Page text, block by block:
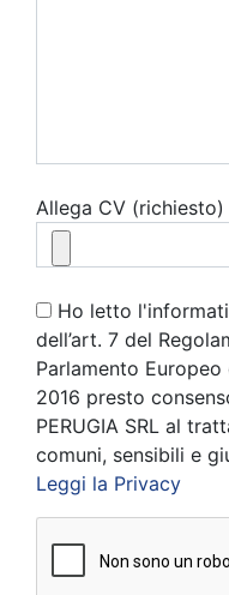
Allega CV (richiesto)
Ho letto
dell’art. 7 del
Parlamento
2016 presto
PERUGIA SRL al
comuni, sensibili e
Leggi la Privacy